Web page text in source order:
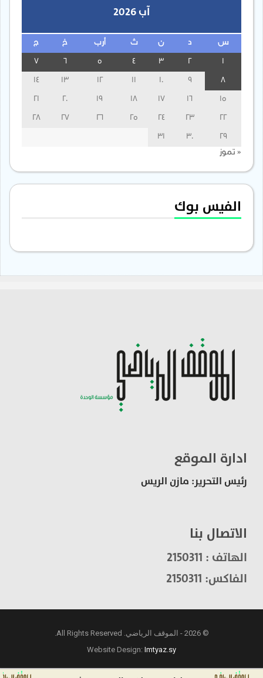
آب 2026
س ن ث أرب خ ج
3
13
14
15
16
17
18
19
20
21
22
23
24
25
26
27
28
29
30
31
« تموز
الفيس بوك
ادارة الموقع
رئيس التحرير: مازن الريس
الاتصال بنا
الهاتف : 2150311
الفاكس: 2150311
© 2026 - الموقف الرياضي. All Rights Reserved.
Website Design:Imtyaz.sy